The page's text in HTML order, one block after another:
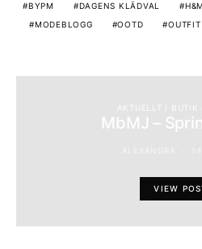
BYPM DAGENS KLÄDVAL H&M
MODEBLOGG
OOTD OUTFIT
AKTUELLT I BUTIK
MbMJ –
VIEW